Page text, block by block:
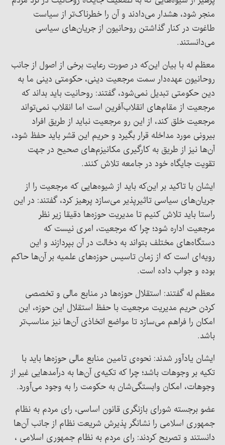
منجر شود، هشدار می‌دادند و آن را خطرناک‌تر از سیاست
طاغوت در کنار گذاشتن روحانیون از جریان‌های سیاسی
می‌دانستند.
معظم له با بیان این‌که در صورت رعایت برخی از اصول از جانب
روحانیون عهده‌دار سمت مرجعیت دینی، حکومتی دینی ما به
دین حکومتی تبدیل نمی‌شود، گفتند: روحانیت باید بداند که
مرجعیت از مقام‌های انقلاب‌آفرین است اما انقلاب نمی‌تواند
مرجعیت خلق کند، از این رو مرجعیت نباید از طریق افراد
بیرونی مورد مداخله قرار بگیرد و حریم این قشر باید حفظ شود،
آن‌ها نیز از طریق به کارگیری مکانیزم‌های صحیح در جهت
تقویت جایگاه خود در جامعه تلاش کنند.
ایشان با تاکید بر این‌که باید از شیوه‌هایی که مرجعیت را از
جریان‌های سیاسی تاثیرپذیر می‌سازد پرهیز کرد، گفتند: در این
راستا باید تلاش کنیم تا مدیریت حوزه‌ها دقیقا زیر نظر
مرجعیت اداره شود؛ چرا که مرجعیت، امری نیست که
دستگاه‌های مختلف بتواند به دخالت در آن بپردازند و این
رویه‌ای است که از زمان تاسیس حوزه‌های علمیه بر آن‌ها حاکم
بوده و جواب داده است.
معظم له گفتند: استقلال حوزه‌ها در منابع مالی و تخصصی
کردن حریم مدیریت مرجعیت با حفظ استقلال این حوزه، این
امکان را فراهم می‌سازد تا مواضع اتخاذی آن‌ها نیز مناسب‌تر
باشد.
ایشان یادآور شدند: نحوه‌ی تامین منابع مالی حوزه‌ها باید با
تکیه بر وجوهات باشد؛ چرا که تکیه‌ی آن‌ها به درآمدهایی غیر از
وجوهات، امکان وابستگی‌شان به حکومت را به وجود می‌آورد.
عضو برجسته شورای بازنگری قانون اساسی، رای مردم به نظام
جمهوری اسلامی را نشانگر پذیرش شریعت نظام از جانب آن‌ها
دانستند و تصریح کردند: رای مردم به نظام جمهوری اسلامی ،